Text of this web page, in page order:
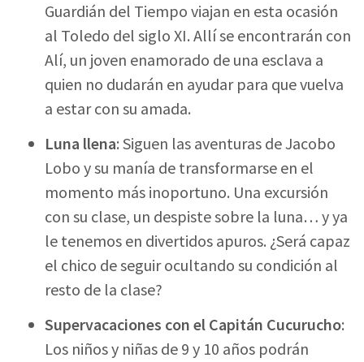
Guardián del Tiempo viajan en esta ocasión
al Toledo del siglo XI. Allí se encontrarán con
Alí, un joven enamorado de una esclava a
quien no dudarán en ayudar para que vuelva
a estar con su amada.
Luna llena: Siguen las aventuras de Jacobo
Lobo y su manía de transformarse en el
momento más inoportuno. Una excursión
con su clase, un despiste sobre la luna… y ya
le tenemos en divertidos apuros. ¿Será capaz
el chico de seguir ocultando su condición al
resto de la clase?
Supervacaciones con el Capitán Cucurucho:
Los niños y niñas de 9 y 10 años podrán